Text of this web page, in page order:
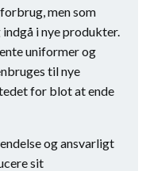
men som
i nye produkter.
uniformer og
til nye
for blot at ende
og ansvarligt
sit